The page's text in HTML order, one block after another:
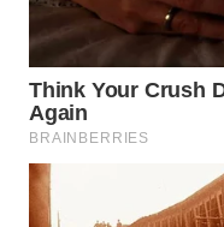
WAHANA
KONSUMEN
WAHANA
LISTRIK
WAHANA
TRAVEL